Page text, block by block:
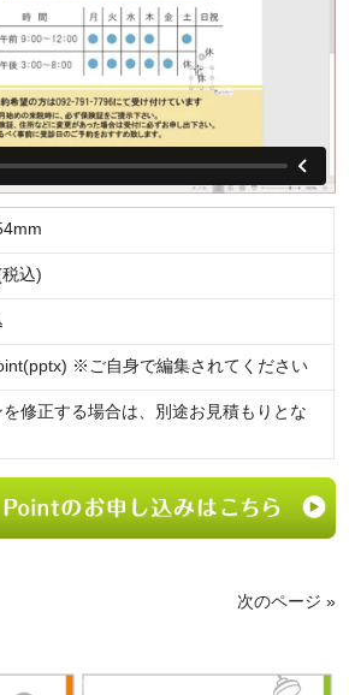
込)
※ご自身で編集されてください
修正する場合は、別途お見積もりとな
次のページ »